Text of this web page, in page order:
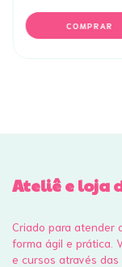
Ateliê e loja
Criado para atender
forma ágil e prática.
e cursos através das